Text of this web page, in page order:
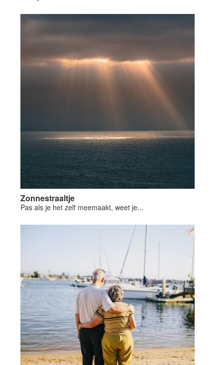
Zonnestraaltje
Pas als je het zelf meemaakt, weet je...